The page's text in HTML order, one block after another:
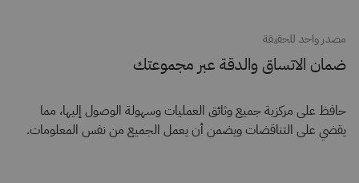
مصدر واحد للحقيقة
ضمان الاتساق والدقة عبر مجموعتك
حافظ على مركزية جميع وثائق العمليات وسهولة الوصول إليها، مما
يقضي على التناقضات ويضمن أن يعمل الجميع من نفس المعلومات.